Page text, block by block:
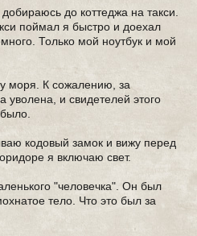
до коттеджа на такси.
поймал я быстро и доехал
Только мой ноутбук и мой
моря. К сожалению, за
и свидетелей этого
кодовый замок и вижу перед
я включаю свет.
"человечка". Он был
тело. Что это был за